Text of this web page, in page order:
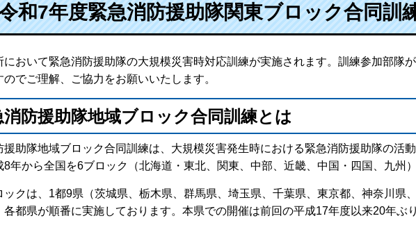
和7年度緊急消防援助隊関東ブロック合同訓
において緊急消防援助隊の大規模災害時対応訓練が実施されます。訓練参加部隊
のでご理解、ご協力をお願いいたします。
消防援助隊地域ブロック合同訓練とは
援助隊地域ブロック合同訓練は、大規模災害発生時における緊急消防援助隊の活
8年から全国を6ブロック（北海道・東北、関東、中部、近畿、中国・四国、九州
ックは、1都9県（茨城県、栃木県、群馬県、埼玉県、千葉県、東京都、神奈川県
各都県が順番に実施しております。本県での開催は前回の平成17年度以来20年ぶ